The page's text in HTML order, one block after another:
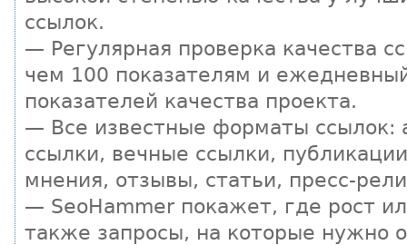
ссылок.
— Регулярная проверка качества
чем 100 показателям и
показателей качества проекта.
— Все известные форматы ссылок:
ссылки, вечные ссылки,
мнения, отзывы, статьи, пресс-
— SeoHammer покажет, где рост
также запросы, на которые нужно